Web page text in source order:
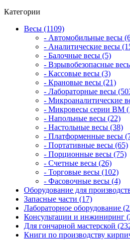
Категории
Весы (1109)
- Автомобильные весы
- Аналитические весы
- Балочные весы (5)
- Взрывобезопасные
- Кассовые весы (3)
- Крановые весы (21)
- Лабораторные весы
- Микроаналитические
- Микровесы серии BM
- Напольные весы (22)
- Настольные весы (38)
- Платформенные весы
- Портативные весы (65)
- Порционные весы (75)
- Счетные весы (26)
- Торговые весы (102)
- Фасовочные весы (4)
Оборудование для
Запасные части (17)
Лабораторное оборудование
Консультации и инжиниринг
Для гончарной мастерской
Книги по производству